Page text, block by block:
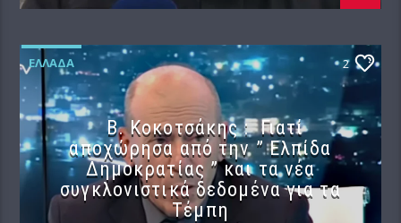
ΕΛΛΆΔΑ 2
Β. Κοκοτσάκης : Γιατί
αποχώρησα από την ” Ελπίδα
Δημοκρατίας ” και τα νέα
συγκλονιστικά δεδομένα για τα
Τέμπη